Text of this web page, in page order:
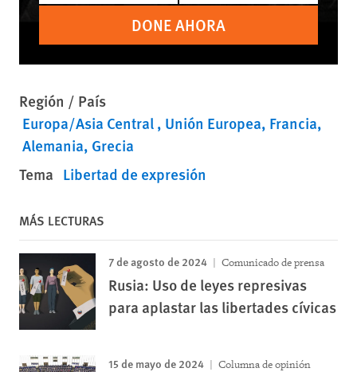
DONE AHORA
Región / País
Europa/Asia Central Unión Europea Francia
Alemania Grecia
Tema Libertad de expresión
MÁS LECTURAS
7 de agosto de 2024 Comunicado de prensa
Rusia: Uso de leyes represivas
para aplastar las libertades cívicas
15 de mayo de 2024 Columna de opinión